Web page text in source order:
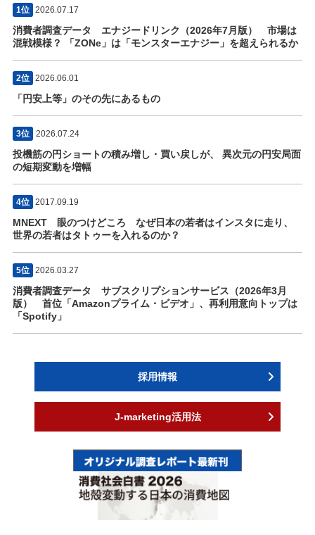
1位 2026.07.17
消費者調査データ エナジードリンク（2026年7月版） 市場は
混戦模様？ 「ZONe」は「モンスターエナジー」を超えられるか
2位 2026.06.01
「円安上等」のその先にあるもの
3位 2026.07.24
投機筋の円ショートの積み増し・買い戻しが、 異次元の円安局面
の短期変動を増幅
4位 2017.09.19
MNEXT 眼のつけどころ なぜ日本の若者はインスタに走り、
世界の若者はタトゥーを入れるのか？
5位 2026.03.27
消費者調査データ サブスクリプションサービス（2026年3月
版） 首位「Amazonプライム・ビデオ」、再利用意向トップは
「Spotify」
採用情報
J-marketing活用法